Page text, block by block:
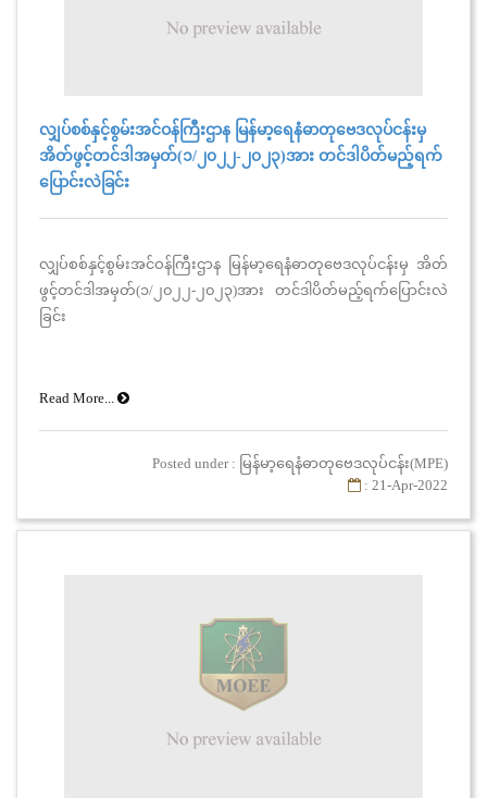
လျှပ်စစ်နှင့်စွမ်းအင်ဝန်ကြီးဌာန မြန်မာ့ရေနံဓာတုဗေဒလုပ်ငန်းမှ
အိတ်ဖွင့်တင်ဒါအမှတ်(၁/၂၀၂၂-၂၀၂၃)အား တင်ဒါပိတ်မည့်ရက်
ပြောင်းလဲခြင်း
လျှပ်စစ်နှင့်စွမ်းအင်ဝန်ကြီးဌာန မြန်မာ့ရေနံဓာတုဗေဒလုပ်ငန်းမှ အိတ်
ဖွင့်တင်ဒါအမှတ်(၁/၂၀၂၂-၂၀၂၃)အား တင်ဒါပိတ်မည့်ရက်ပြောင်းလဲ
ခြင်း
Read More...
Posted under : မြန်မာ့ရေနံဓာတုဗေဒလုပ်ငန်း(MPE)
: 21-Apr-2022